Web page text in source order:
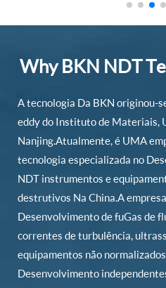
Why BKN NDT
A tecnologia Da BKN originou-
eddy do Instituto de Materiais,
Nanjing.Atualmente, é UMA
tecnologia especializada no
NDT instrumentos e
destrutivos Na China.A
Desenvolvimento de fuGas de
correntes de turbulência,
equipamentos não
Desenvolvimento